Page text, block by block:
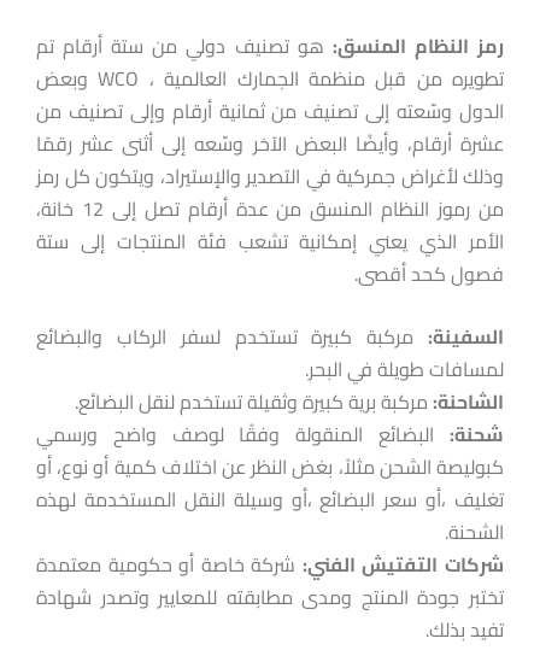
رمز النظام المنسق: هو تصنيف دولي من ستة أرقام تم
تطويره من قبل منظمة الجمارك العالمية ، WCO وبعض
الدول وسّعته إلى تصنيف من ثمانية أرقام وإلى تصنيف من
عشرة أرقام، وأيضًا البعض الآخر وسّعه إلى أثنى عشر رقمًا
وذلك لأغراض جمركية في التصدير والإستيراد، ويتكون كل رمز
من رموز النظام المنسق من عدة أرقام تصل إلى 12 خانة،
الأمر الذي يعني إمكانية تشعب فئة المنتجات إلى ستة
فصول كحد أقصى.
السفينة: مركبة كبيرة تستخدم لسفر الركاب والبضائع
لمسافات طويلة في البحر.
الشاحنة: مركبة برية كبيرة وثقيلة تستخدم لنقل البضائع.
شحنة: البضائع المنقولة وفقًا لوصف واضح ورسمي
كبوليصة الشحن مثلاً، بغض النظر عن اختلاف كمية أو نوع، أو
تغليف ،أو سعر البضائع ،أو وسيلة النقل المستخدمة لهذه
الشحنة.
شركات التفتيش الفني: شركة خاصة أو حكومية معتمدة
تختبر جودة المنتج ومدى مطابقته للمعايير وتصدر شهادة
تفيد بذلك.